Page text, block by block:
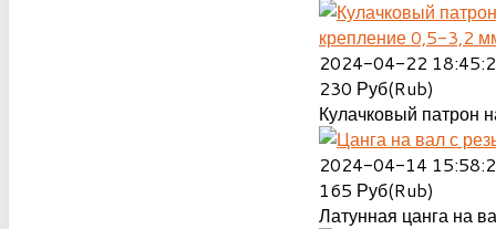
крепление 0,5-3,2
2024-04-22
230 Руб(Rub)
Кулачковый патрон
2024-04-14
165 Руб(Rub)
Латунная цанга на